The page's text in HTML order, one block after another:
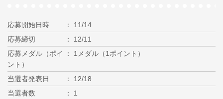
応募開始日時
11/14
応募締切
12/11
応募メダル（ポイ
ント）
1メダル（1ポイント）
当選者発表日
12/18
当選者数
1